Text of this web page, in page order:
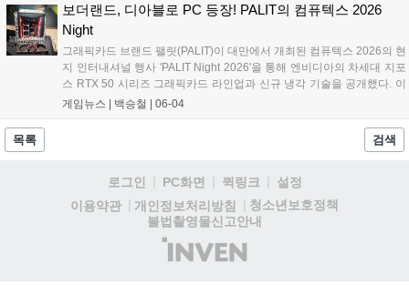
하드웨어 신제품과 엔비디아 협업 솔루션을 대거 공개하며 XPG는 신작
게임 '인왕 3(NIOH 3)'의 공식 게이밍 파트너로서 고성능 게이밍 환경을
적극 지원하겠다는 포부를 밝혔다....
보더랜드, 디아블로 PC 등장! PALIT의 컴퓨텍스 2026
Night
그래픽카드 브랜드 팰릿(PALIT)이 대만에서 개최된 컴퓨텍스 2026의 현
지 인터내셔널 행사 'PALIT Night 2026'을 통해 엔비디아의 차세대 지포
스 RTX 50 시리즈 그래픽카드 라인업과 신규 냉각 기술을 공개했다. 이
번 행사에서 PALIT은 게이머가 직접 외형을 편집할 수 있는 DIY 플랫폼
이크 디자인을 함께 선보이며 브랜드 비주얼 아이덴티티 리뉴얼을 선언
게임뉴스 | 백승철 06-04
목록 검색
로그인 PC화면 퀵링크
설정
이용약관
개인정보처리방침
청소년보호정책
불법촬영물신고안내
(주)
인